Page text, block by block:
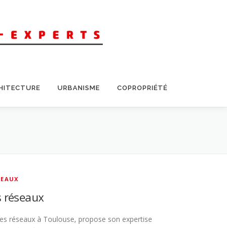
URBANISME COPROPRIÉTÉ
réseaux
réseaux à Toulouse, propose son expertise